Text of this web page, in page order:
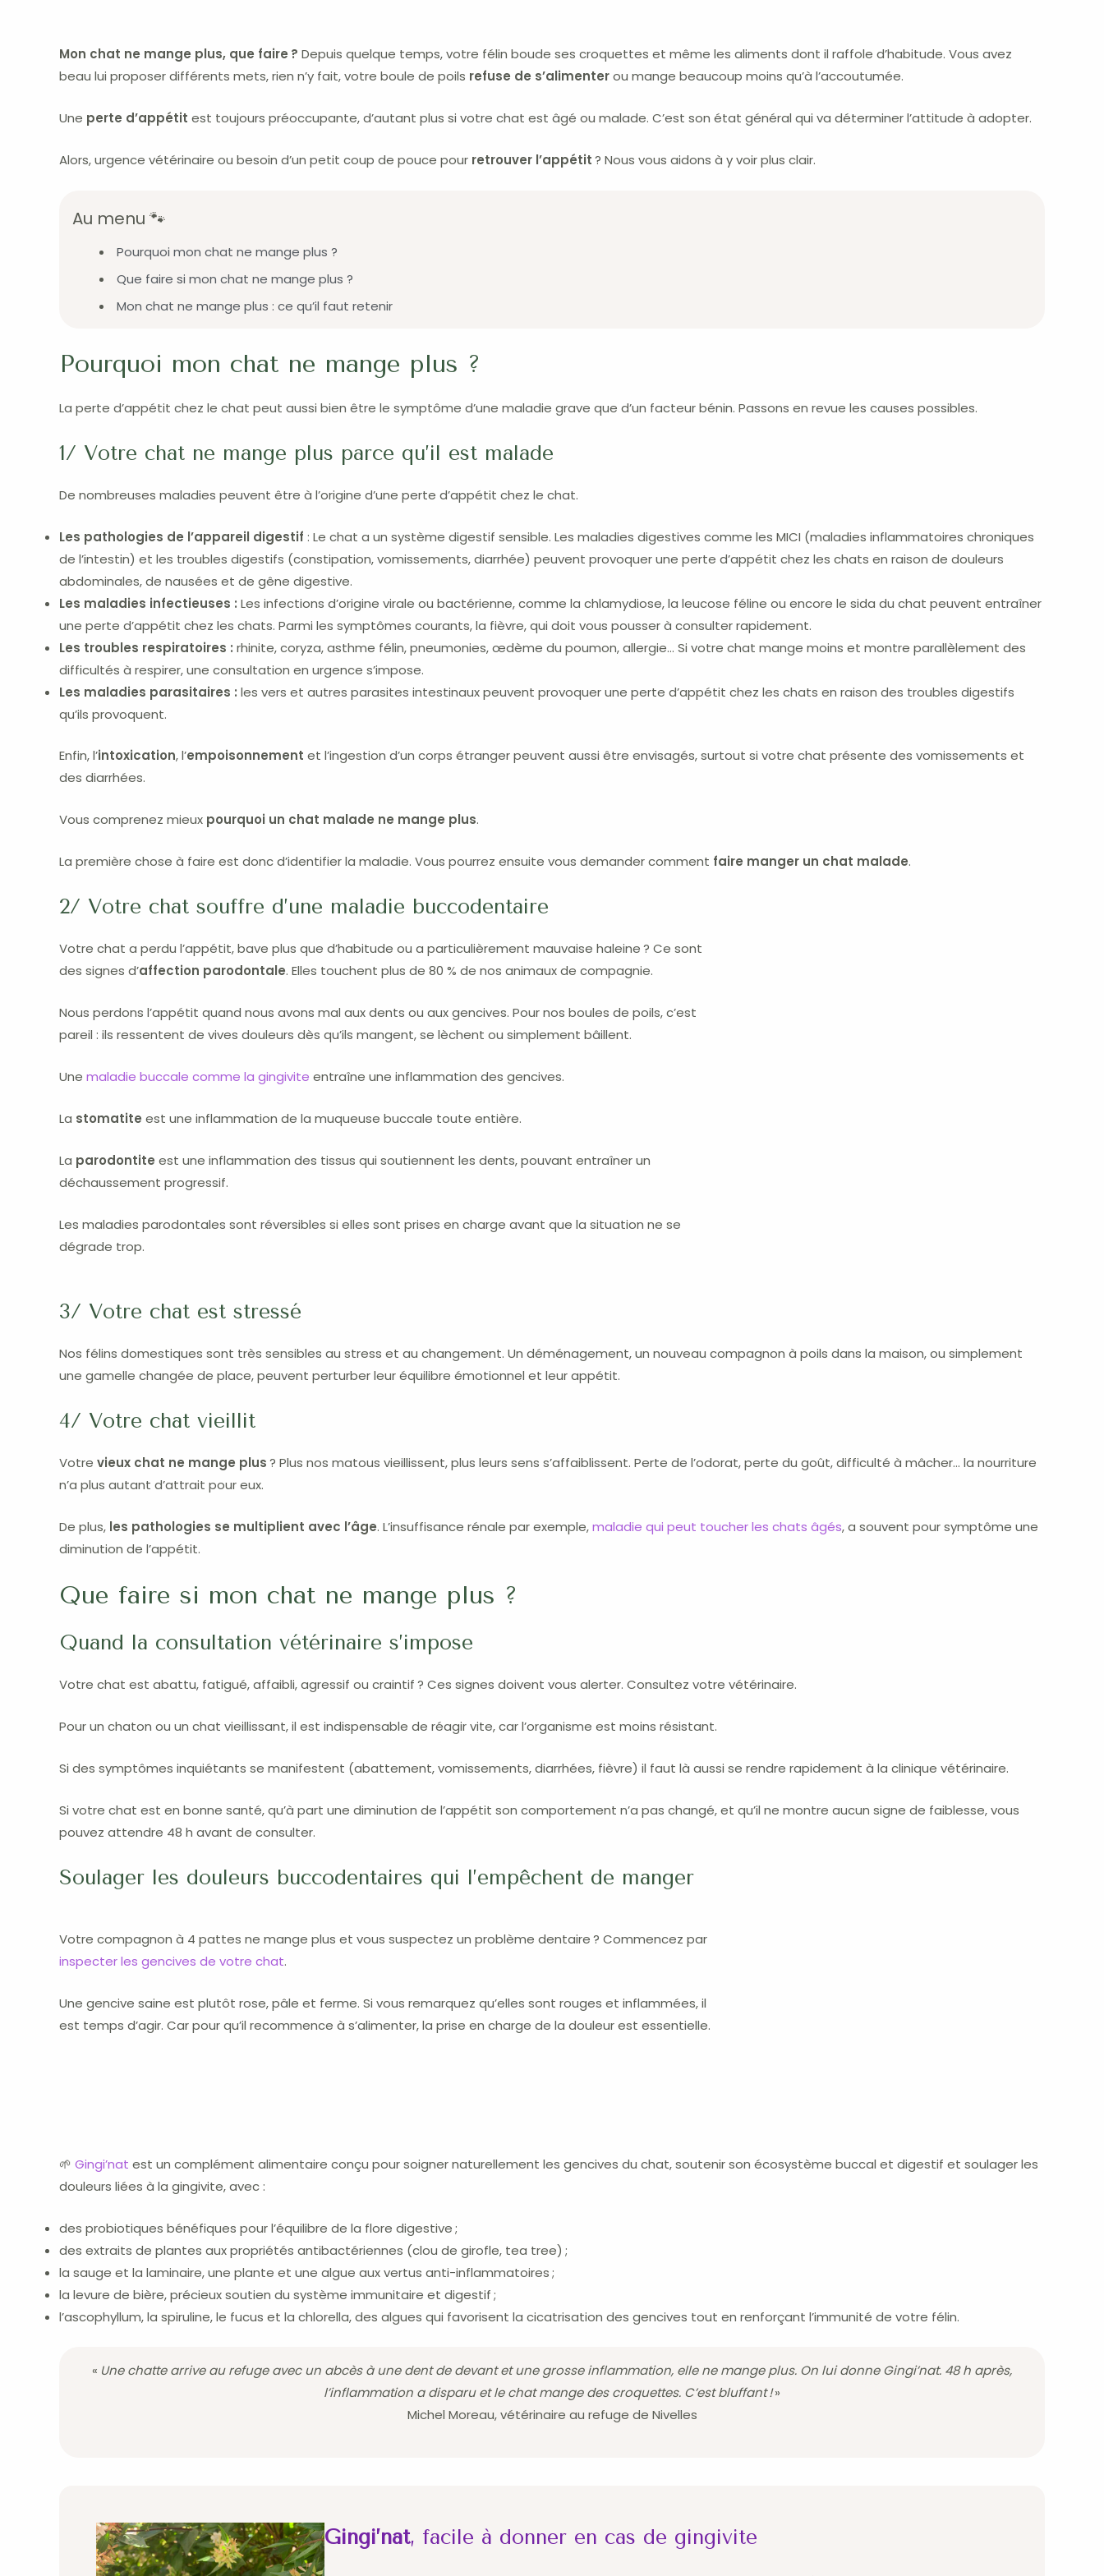
Mon chat ne mange plus, que faire ? Depuis quelque temps, votre félin boude ses croquettes et même les aliments dont il raffole d’habitude. Vous avez
beau lui proposer différents mets, rien n’y fait, votre boule de poils refuse de s’alimenterou mange beaucoup moins qu’à l’accoutumée.
Une perte d’appétit est toujours préoccupante, d’autant plus si votre chat est âgé ou malade. C’est son état général qui va déterminer l’attitude à adopter.
Alors, urgence vétérinaire ou besoin d’un petit coup de pouce pour retrouver l’appétit? Nous vous aidons à y voir plus clair.
Au menu 🐾
Pourquoi mon chat ne mange plus ?
Que faire si mon chat ne mange plus ?
Mon chat ne mange plus : ce qu’il faut retenir
Pourquoi mon chat ne mange plus ?
La perte d’appétit chez le chat peut aussi bien être le symptôme d’une maladie grave que d’un facteur bénin. Passons en revue les causes possibles.
1/ Votre chat ne mange plus parce qu’il est malade
De nombreuses maladies peuvent être à l’origine d’une perte d’appétit chez le chat.
Les pathologies de l’appareil digestif : Le chat a un système digestif sensible. Les maladies digestives comme les MICI (maladies inflammatoires chroniques
de l’intestin) et les troubles digestifs (constipation, vomissements, diarrhée) peuvent provoquer une perte d’appétit chez les chats en raison de douleurs
abdominales, de nausées et de gêne digestive.
Les maladies infectieuses : Les infections d’origine virale ou bactérienne, comme la chlamydiose, la leucose féline ou encore le sida du chat peuvent entraîner
une perte d’appétit chez les chats. Parmi les symptômes courants, la fièvre, qui doit vous pousser à consulter rapidement.
Les troubles respiratoires : rhinite, coryza, asthme félin, pneumonies, œdème du poumon, allergie… Si votre chat mange moins et montre parallèlement des
difficultés à respirer, une consultation en urgence s’impose.
Les maladies parasitaires : les vers et autres parasites intestinaux peuvent provoquer une perte d’appétit chez les chats en raison des troubles digestifs
qu’ils provoquent.
Enfin, l’intoxication, l’empoisonnement et l’ingestion d’un corps étranger peuvent aussi être envisagés, surtout si votre chat présente des vomissements et
des diarrhées.
Vous comprenez mieux pourquoi un chat malade ne mange plus.
La première chose à faire est donc d’identifier la maladie. Vous pourrez ensuite vous demander comment faire manger un chat malade.
2/ Votre chat souffre d’une maladie buccodentaire
Votre chat a perdu l’appétit, bave plus que d’habitude ou a particulièrement mauvaise haleine ? Ce sont
des signes d’affection parodontale. Elles touchent plus de 80 % de nos animaux de compagnie.
Nous perdons l’appétit quand nous avons mal aux dents ou aux gencives. Pour nos boules de poils, c’est
pareil : ils ressentent de vives douleurs dès qu’ils mangent, se lèchent ou simplement bâillent.
Une maladie buccale comme la gingivite entraîne une inflammation des gencives.
La stomatite est une inflammation de la muqueuse buccale toute entière.
La parodontite est une inflammation des tissus qui soutiennent les dents, pouvant entraîner un
déchaussement progressif.
Les maladies parodontales sont réversibles si elles sont prises en charge avant que la situation ne se
dégrade trop.
3/ Votre chat est stressé
Nos félins domestiques sont très sensibles au stress et au changement. Un déménagement, un nouveau compagnon à poils dans la maison, ou simplement
une gamelle changée de place, peuvent perturber leur équilibre émotionnel et leur appétit.
4/ Votre chat vieillit
Votre vieux chat ne mange plus? Plus nos matous vieillissent, plus leurs sens s’affaiblissent. Perte de l’odorat, perte du goût, difficulté à mâcher… la nourriture
n’a plus autant d’attrait pour eux.
De plus, les pathologies se multiplient avec l’âge. L’insuffisance rénale par exemple,maladie qui peut toucher les chats âgés, a souvent pour symptôme une
diminution de l’appétit.
Que faire si mon chat ne mange plus ?
Quand la consultation vétérinaire s’impose
Votre chat est abattu, fatigué, affaibli, agressif ou craintif ? Ces signes doivent vous alerter. Consultez votre vétérinaire.
Pour un chaton ou un chat vieillissant, il est indispensable de réagir vite, car l’organisme est moins résistant.
Si des symptômes inquiétants se manifestent (abattement, vomissements, diarrhées, fièvre) il faut là aussi se rendre rapidement à la clinique vétérinaire.
Si votre chat est en bonne santé, qu’à part une diminution de l’appétit son comportement n’a pas changé, et qu’il ne montre aucun signe de faiblesse, vous
pouvez attendre 48 h avant de consulter.
Soulager les douleurs buccodentaires qui l’empêchent de manger
Votre compagnon à 4 pattes ne mange plus et vous suspectez un problème dentaire ? Commencez par
inspecter les gencives de votre chat.
Une gencive saine est plutôt rose, pâle et ferme. Si vous remarquez qu’elles sont rouges et inflammées, il
est temps d’agir. Car pour qu’il recommence à s’alimenter, la prise en charge de la douleur est essentielle.
🌱 Gingi’nat est un complément alimentaire conçu pour soigner naturellement les gencives du chat, soutenir son écosystème buccal et digestif et soulager les
douleurs liées à la gingivite, avec :
des probiotiques bénéfiques pour l’équilibre de la flore digestive ;
des extraits de plantes aux propriétés antibactériennes (clou de girofle, tea tree) ;
la sauge et la laminaire, une plante et une algue aux vertus anti-inflammatoires ;
la levure de bière, précieux soutien du système immunitaire et digestif ;
l’ascophyllum, la spiruline, le fucus et la chlorella, des algues qui favorisent la cicatrisation des gencives tout en renforçant l’immunité de votre félin.
« Une chatte arrive au refuge avec un abcès à une dent de devant et une grosse inflammation, elle ne mange plus. On lui donne Gingi’nat. 48 h après,
l’inflammation a disparu et le chat mange des croquettes. C’est bluffant !»
Michel Moreau, vétérinaire au refuge de Nivelles
Gingi’nat, facile à donner en cas de gingivite